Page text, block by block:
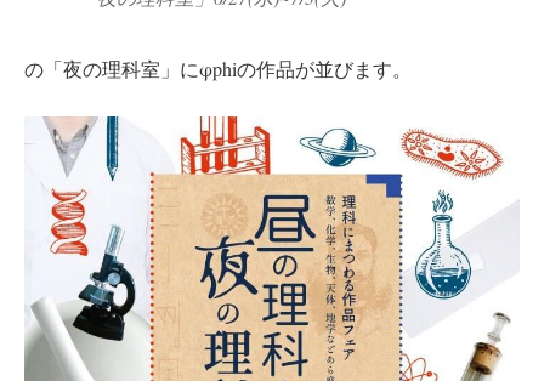
の「夜の理科室」にφphiの作品が並びます。